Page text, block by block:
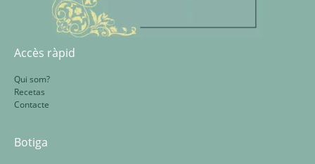
Accès ràpid
Qui som?
Recetas
Contacte
Botiga